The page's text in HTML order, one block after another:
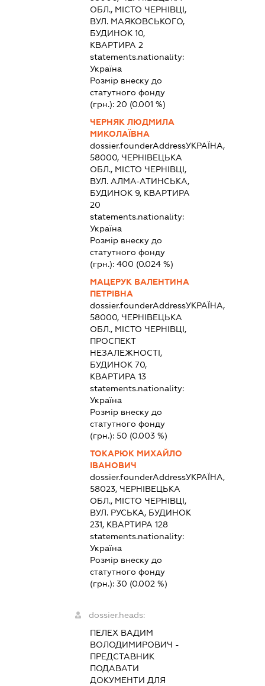
ОБЛ., МІСТО ЧЕРНІВЦІ,
ВУЛ. МАЯКОВСЬКОГО,
БУДИНОК 10,
КВАРТИРА 2
statements.nationality:
Україна
Розмір внеску до
статутного фонду
(грн.):20 (0.001 %)
ЧЕРНЯК ЛЮДМИЛА
МИКОЛАЇВНА
dossier.founderAddressУКРАЇНА,
58000, ЧЕРНІВЕЦЬКА
ОБЛ., МІСТО ЧЕРНІВЦІ,
ВУЛ. АЛМА-АТИНСЬКА,
БУДИНОК 9, КВАРТИРА
20
statements.nationality:
Україна
Розмір внеску до
статутного фонду
(грн.):400 (0.024 %)
МАЦЕРУК ВАЛЕНТИНА
ПЕТРІВНА
dossier.founderAddressУКРАЇНА,
58000, ЧЕРНІВЕЦЬКА
ОБЛ., МІСТО ЧЕРНІВЦІ,
ПРОСПЕКТ
НЕЗАЛЕЖНОСТІ,
БУДИНОК 70,
КВАРТИРА 13
statements.nationality:
Україна
Розмір внеску до
статутного фонду
(грн.):50 (0.003 %)
ТОКАРЮК МИХАЙЛО
ІВАНОВИЧ
dossier.founderAddressУКРАЇНА,
58023, ЧЕРНІВЕЦЬКА
ОБЛ., МІСТО ЧЕРНІВЦІ,
ВУЛ. РУСЬКА, БУДИНОК
231, КВАРТИРА 128
statements.nationality:
Україна
Розмір внеску до
статутного фонду
(грн.):30 (0.002 %)
dossier.heads:
ПЕЛЕХ ВАДИМ
ВОЛОДИМИРОВИЧ -
ПРЕДСТАВНИК
ПОДАВАТИ
ДОКУМЕНТИ ДЛЯ